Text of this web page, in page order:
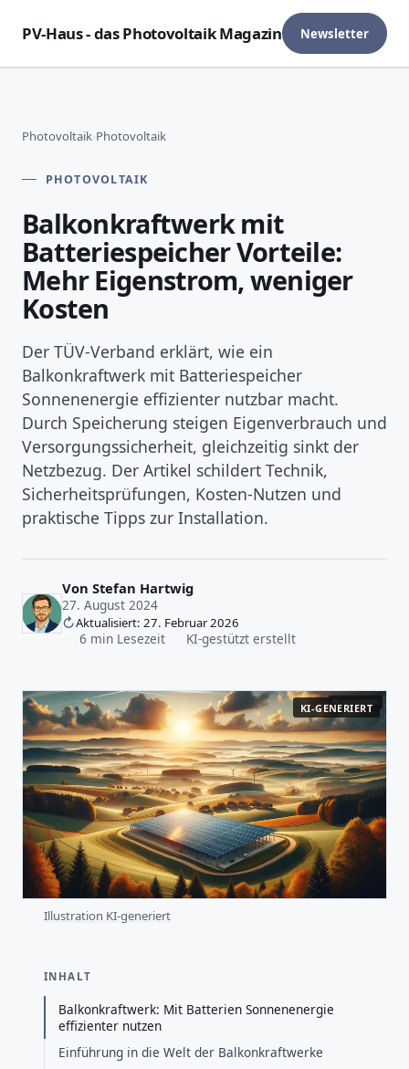
PV-Haus - das Photovoltaik Magazin Newsletter
Photovoltaik›Photovoltaik
PHOTOVOLTAIK
Balkonkraftwerk mit
Batteriespeicher Vorteile:
Mehr Eigenstrom, weniger
Kosten
Der TÜV-Verband erklärt, wie ein
Balkonkraftwerk mit Batteriespeicher
Sonnenenergie effizienter nutzbar macht.
Durch Speicherung steigen Eigenverbrauch und
Versorgungssicherheit, gleichzeitig sinkt der
Netzbezug. Der Artikel schildert Technik,
Sicherheitsprüfungen, Kosten-Nutzen und
praktische Tipps zur Installation.
Von Stefan Hartwig
27. August 2024
Aktualisiert: 27. Februar 2026
6 min Lesezeit KI-gestützt erstellt
KI-GENERIERT
Illustration KI-generiert
INHALT
Balkonkraftwerk: Mit Batterien Sonnenenergie
effizienter nutzen
Einführung in die Welt der Balkonkraftwerke